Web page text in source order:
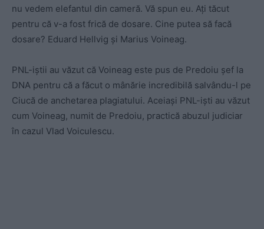
nu vedem elefantul din cameră. Vă spun eu. Ați tăcut
pentru că v-a fost frică de dosare. Cine putea să facă
dosare? Eduard Hellvig și Marius Voineag.
PNL-iștii au văzut că Voineag este pus de Predoiu șef la
DNA pentru că a făcut o mânărie incredibilă salvându-l pe
Ciucă de anchetarea plagiatului. Aceiași PNL-iști au văzut
cum Voineag, numit de Predoiu, practică abuzul judiciar
în cazul Vlad Voiculescu.